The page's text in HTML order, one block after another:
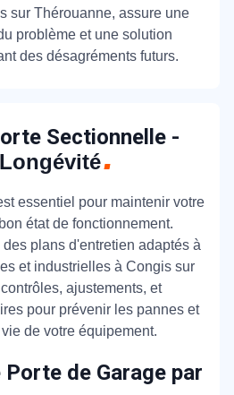
sur Thérouanne, assure une
problème et une solution
des désagréments futurs.
Sectionnelle -
Longévité
essentiel pour maintenir votre
état de fonctionnement.
plans d'entretien adaptés à
et industrielles à Congis sur
ajustements, et
pour prévenir les pannes et
de votre équipement.
de Garage par